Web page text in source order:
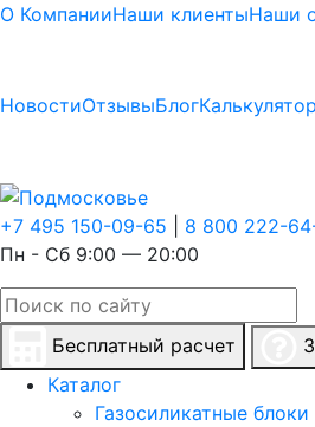
О КомпанииНаши клиентыНаши
НовостиОтзывыБлогКалькулятор
+7 495 150-09-65
8 800 222-
Пн - Сб 9:00 — 20:00
Бесплатный расчет
Каталог
Газосиликатные блоки